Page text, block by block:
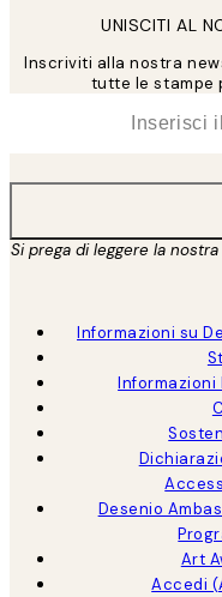
UNISCITI AL
Inscriviti alla nostra
tutte le stampe
Si prega di leggere la nostra
Informazioni su
Informazioni
Desenio
Art
Accedi